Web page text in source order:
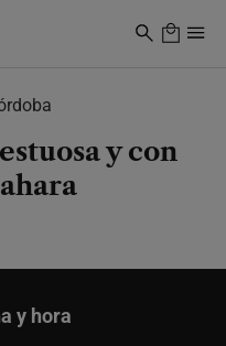
y con
y hora